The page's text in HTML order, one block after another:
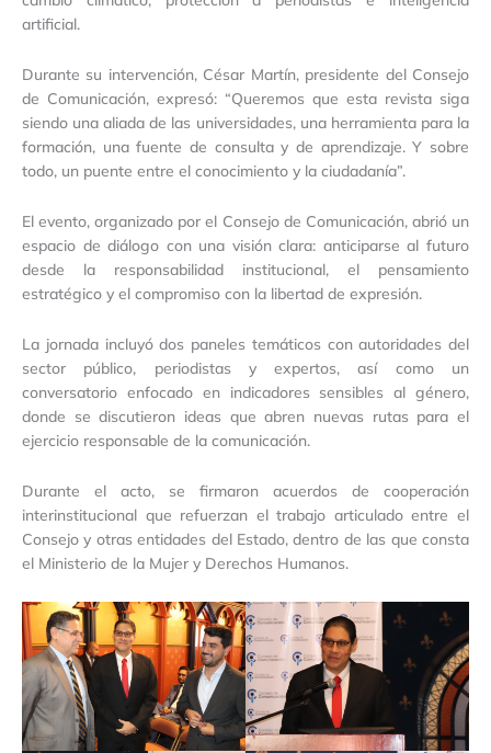
artificial.
Durante su intervención, César Martín, presidente del Consejo
de Comunicación, expresó: “Queremos que esta revista siga
siendo una aliada de las universidades, una herramienta para la
formación, una fuente de consulta y de aprendizaje. Y sobre
todo, un puente entre el conocimiento y la ciudadanía”.
El evento, organizado por el Consejo de Comunicación, abrió un
espacio de diálogo con una visión clara: anticiparse al futuro
desde la responsabilidad institucional, el pensamiento
estratégico y el compromiso con la libertad de expresión.
La jornada incluyó dos paneles temáticos con autoridades del
sector público, periodistas y expertos, así como un
conversatorio enfocado en indicadores sensibles al género,
donde se discutieron ideas que abren nuevas rutas para el
ejercicio responsable de la comunicación.
Durante el acto, se firmaron acuerdos de cooperación
interinstitucional que refuerzan el trabajo articulado entre el
Consejo y otras entidades del Estado, dentro de las que consta
el Ministerio de la Mujer y Derechos Humanos.